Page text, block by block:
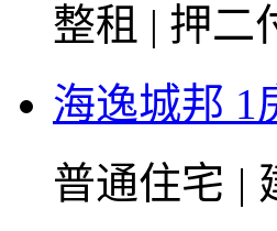
整租 | 押二
海逸城邦 1
普通住宅 |